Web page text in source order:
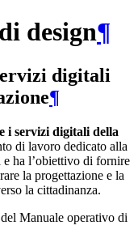
design¶
digitali
¶
i servizi digitali della
di lavoro dedicato alla
ha l’obiettivo di fornire
la progettazione e la
la cittadinanza.
Manuale operativo di